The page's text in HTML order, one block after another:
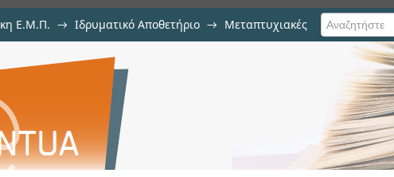
Ε.Μ.Π. → Ιδρυματικό Αποθετήριο → Μεταπτυχιακές
of three reinforced
based design methodology